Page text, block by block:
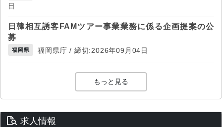
日
日韓相互誘客FAMツアー事業業務に係る企画提案の公
募
福岡県 福岡県庁 / 締切:2026年09月04日
もっと見る
求人情報